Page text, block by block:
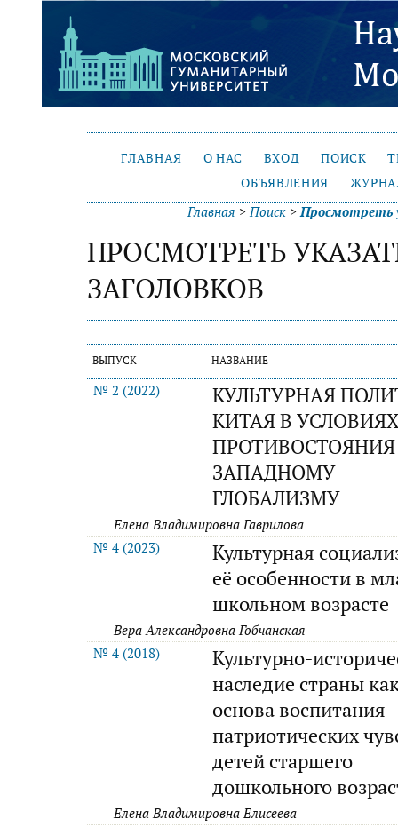
ГЛАВНАЯ О НАС ВХОД ПОИСК
ОБЪЯВЛЕНИЯ
Главная >Поиск >Просмотреть
ПРОСМОТРЕТЬ
ЗАГОЛОВКОВ
ВЫПУСК НАЗВАНИЕ
№ 2 (2022)
КУЛЬТУРНАЯ
КИТАЯ В
ПРОТИВОСТОЯНИЯ
ЗАПАДНОМУ
ГЛОБАЛИЗМУ
Елена Владимировна Гаврилова
№ 4 (2023)
Культурная
её особенности в
школьном возрасте
Вера Александровна Гобчанская
№ 4 (2018)
Культурно-
наследие страны
основа воспитания
патриотических
детей старшего
дошкольного
Елена Владимировна Елисеева